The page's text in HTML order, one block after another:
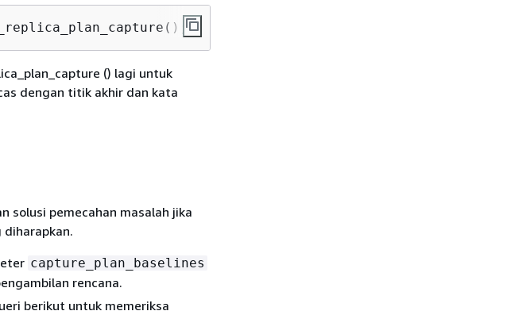
() lagi untuk
dengan titik akhir dan kata
solusi pemecahan masalah jika
capture_plan_baselines
rencana.
berikut untuk memeriksa